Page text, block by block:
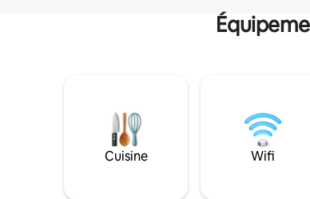
Cuisine Wifi